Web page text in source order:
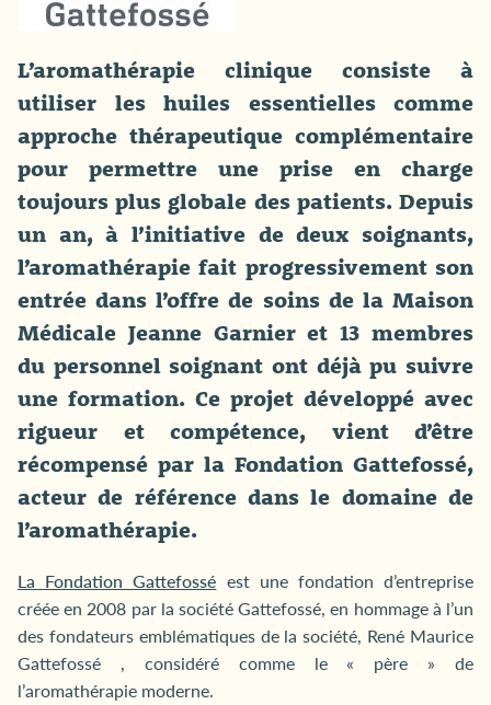
L’aromathérapie clinique consiste à
utiliser les huiles essentielles comme
approche thérapeutique complémentaire
pour permettre une prise en charge
toujours plus globale des patients. Depuis
un an, à l’initiative de deux soignants,
l’aromathérapie fait progressivement son
entrée dans l’offre de soins de la Maison
Médicale Jeanne Garnier et 13 membres
du personnel soignant ont déjà pu suivre
une formation. Ce projet développé avec
rigueur et compétence, vient d’être
récompensé par la Fondation Gattefossé,
acteur de référence dans le domaine de
l’aromathérapie.
La Fondation Gattefossé est une fondation d’entreprise
créée en 2008 par la société Gattefossé, en hommage à l’un
des fondateurs emblématiques de la société, René Maurice
Gattefossé , considéré comme le « père » de
l’aromathérapie moderne.